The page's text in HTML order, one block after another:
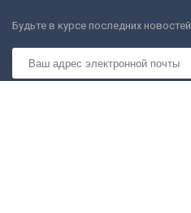
Будьте в курсе последних новостей